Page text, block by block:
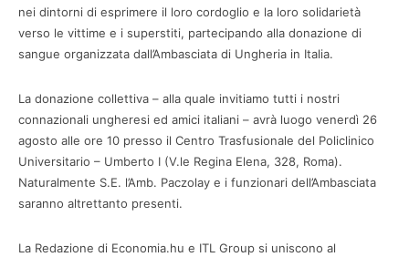
nei dintorni di esprimere il loro cordoglio e la loro solidarietà
verso le vittime e i superstiti, partecipando alla donazione di
sangue organizzata dall’Ambasciata di Ungheria in Italia.
La donazione collettiva – alla quale invitiamo tutti i nostri
connazionali ungheresi ed amici italiani – avrà luogo venerdì 26
agosto alle ore 10 presso il Centro Trasfusionale del Policlinico
Universitario – Umberto I (V.le Regina Elena, 328, Roma).
Naturalmente S.E. l’Amb. Paczolay e i funzionari dell’Ambasciata
saranno altrettanto presenti.
La Redazione di Economia.hu e ITL Group si uniscono al